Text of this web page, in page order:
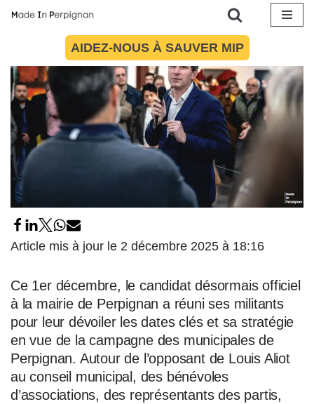
contenu
AIDEZ-NOUS À SAUVER MIP
Article mis à jour le 2 décembre 2025 à 18:16
Ce 1er décembre, le candidat désormais officiel
à la mairie de Perpignan a réuni ses militants
pour leur dévoiler les dates clés et sa stratégie
en vue de la campagne des municipales de
Perpignan. Autour de l’opposant de Louis Aliot
au conseil municipal, des bénévoles
d’associations, des représentants des partis,